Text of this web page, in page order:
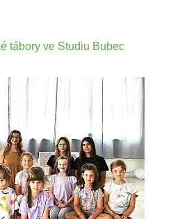
tábory ve Studiu Bubec